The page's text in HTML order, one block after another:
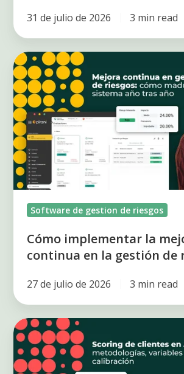
31 de julio de 2026 3 min read
Cómo
implementar
la
mejora
continua
en
la
gestión
riesgos
Software de gestion de riesgos
Cómo implementar la
continua en la gestión de
27 de julio de 2026 3 min read
Scoring
de
Riesgos